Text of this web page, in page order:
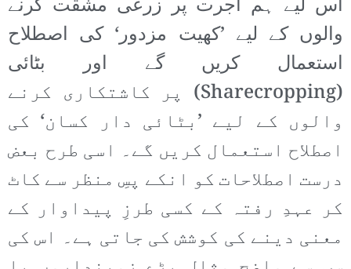
اس لیے ہم اجرت پر زرعی مشقت کرنے
والوں کے لیے ’کھیت مزدور‘ کی اصطلاح
استعمال کریں گے اور بٹائی
(Sharecropping) پر کاشتکاری کرنے
والوں کے لیے ’بٹائی دار کسان‘ کی
اصطلاح استعمال کریں گے۔ اسی طرح بعض
درست اصطلاحات کو انکے پسِ منظر سے کاٹ
کر عہدِ رفتہ کے کسی طرزِ پیداوار کے
معنی دینے کی کوشش کی جاتی ہے۔ اس کی